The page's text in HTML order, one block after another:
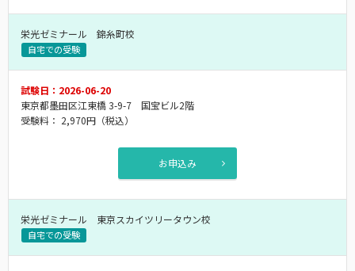
栄光ゼミナール 錦糸町校
自宅での受験
試験日：2026-06-20
東京都墨田区江東橋 3-9-7 国宝ビル2階
受験料： 2,970円 （税込）
お申込み
栄光ゼミナール 東京スカイツリータウン校
自宅での受験